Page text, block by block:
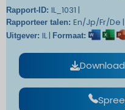
Rapport-ID: IL_1031 |
Rapporteer talen: En/Jp/Fr/De |
Uitgever: IL | Formaat: